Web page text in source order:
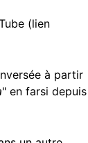
(lien
à partir
" en farsi depuis